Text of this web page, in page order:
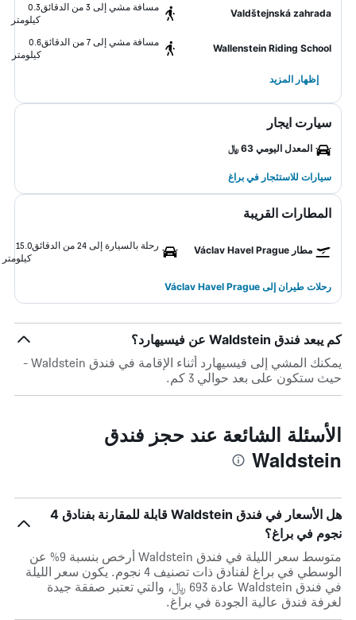
Valdštejnská zahrada
مسافة مشي إلى 3 من الدقائق
0.3
كيلومتر
Wallenstein Riding School
مسافة مشي إلى 7 من الدقائق
0.6
كيلومتر
إظهار المزيد
سيارت ايجار
المعدل اليومي 63 ﷼
سيارات للاستئجار في براغ
المطارات القريبة
مطار Václav Havel Prague رحلة بالسيارة إلى 24 من الدقائق
15.0
كيلومتر
رحلات طيران إلى Václav Havel Prague
كم يبعد فندق Waldstein عن فيسيهارد؟
يمكنك المشي إلى فيسيهارد أثناء الإقامة في فندق Waldstein -
حيث ستكون على بعد حوالي 3 كم.
الأسئلة الشائعة عند حجز فندق
Waldstein
هل الأسعار في فندق Waldstein قابلة للمقارنة بفنادق 4
نجوم في براغ؟
متوسط سعر الليلة في فندق Waldstein أرخص بنسبة 9% عن
الوسطي في براغ لفنادق ذات تصنيف 4 نجوم. يكون سعر الليلة
في فندق Waldstein عادة 693 ﷼، والتي تعتبر صفقة جيدة
لغرفة فندق عالية الجودة في براغ.